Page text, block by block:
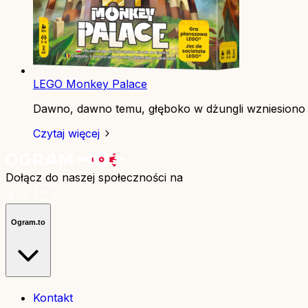
LEGO Monkey Palace
Dawno, dawno temu, głęboko w dżungli wzniesiono
Czytaj więcej
Dołącz do naszej społeczności na
Ogram.to
Kontakt